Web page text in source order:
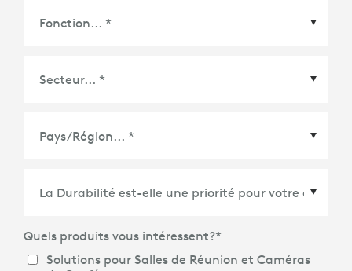
Quels produits vous intéressent?*
Solutions pour Salles de Réunion et Caméras